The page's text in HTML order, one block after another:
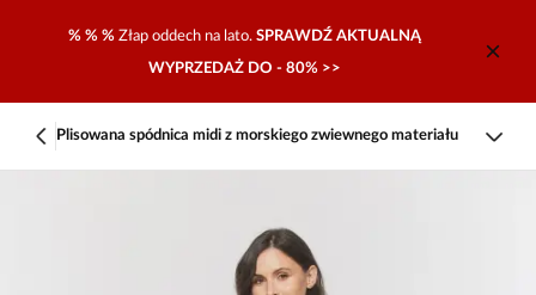
% % % Złap oddech na lato. SPRAWDŹ AKTUALNĄ
WYPRZEDAŻ DO - 80% >>
Plisowana spódnica midi z morskiego zwiewnego materiału